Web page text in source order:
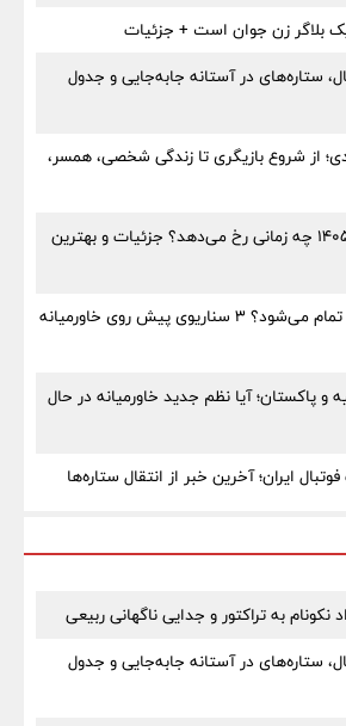
بلاگر زن جوان است + جزئیات
ستاره‌های در آستانه جابه‌جایی و جدول
از شروع بازیگری تا زندگی شخصی، همسر،
کسوف بزرگ مرداد ۱۴۰۵ چه زمانی رخ می‌دهد؟ جزئیات و بهترین
جنگ ایران و آمریکا تمام می‌شود؟ ۳ سناریوی پیش روی خاورمیانه
و پاکستان؛ آیا نظم جدید خاورمیانه در حال
ایران؛ آخرین خبر از انتقال ستاره‌ها
به تراکتور و جدایی ناگهانی ربیعی
ستاره‌های در آستانه جابه‌جایی و جدول